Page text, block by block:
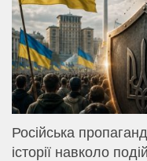
Російська
історії навколо